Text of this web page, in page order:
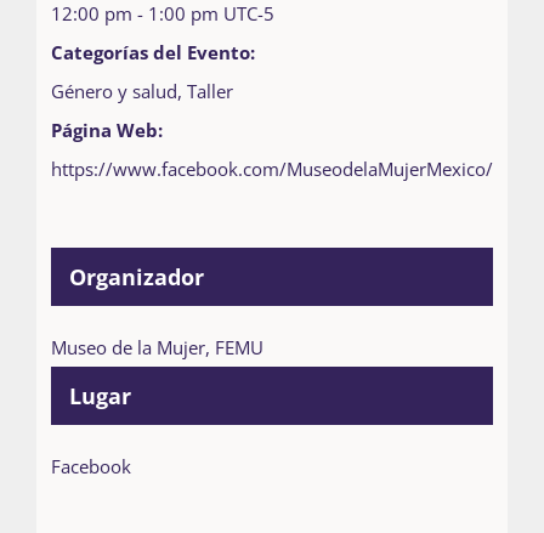
12:00 pm - 1:00 pm UTC-5
Categorías del Evento:
Género y salud, Taller
Página Web:
https://www.facebook.com/MuseodelaMujerMexico/
Lugar
Facebook
Organizador
Museo de la Mujer, FEMU